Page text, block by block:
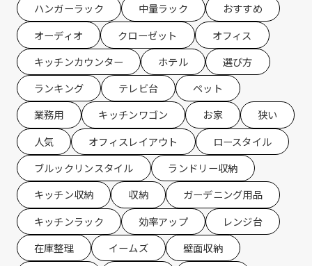
ハンガーラック
中量ラック
おすすめ
オーディオ
クローゼット
オフィス
キッチンカウンター
ホテル
選び方
ランキング
テレビ台
ペット
業務用
キッチンワゴン お家
狭い
人気
オフィスレイアウト
ロースタイル
ブルックリンスタイル
ランドリー収納
キッチン収納
収納
ガーデニング用品
キッチンラック
効率アップ
レンジ台
在庫整理
イームズ
壁面収納